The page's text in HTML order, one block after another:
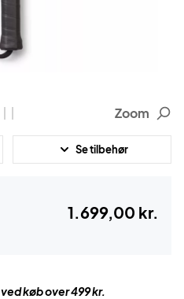
Zoom
Se tilbehør
1.699,00 kr.
ved køb over 499 kr.